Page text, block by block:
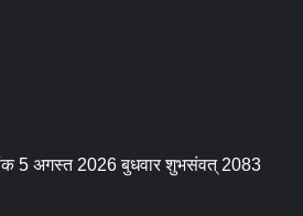
5 अगस्त 2026 बुधवार शुभसंवत् 2083